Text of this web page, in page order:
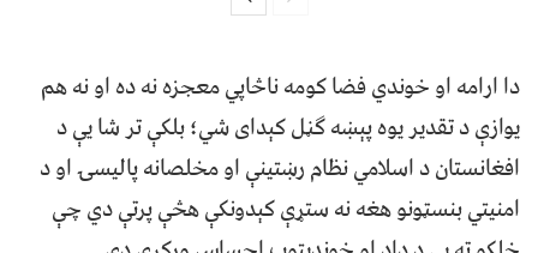
دا ارامه او خوندي فضا کومه ناڅاپي معجزه نه ده او نه هم
یوازې د تقدیر یوه پېښه ګڼل کېدای شي؛ بلکې تر شا یې د
افغانستان د اسلامي نظام رښتینې او مخلصانه پالیسۍ او د
امنیتي بنسټونو هغه نه ستړې کېدونکې هڅې پرتې دي چې